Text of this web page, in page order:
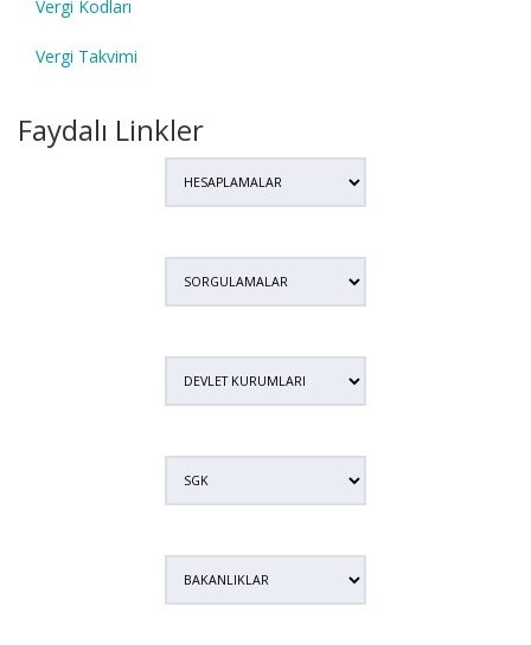
Vergi Kodları
Vergi Takvimi
Faydalı Linkler